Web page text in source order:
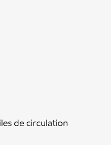
de circulation